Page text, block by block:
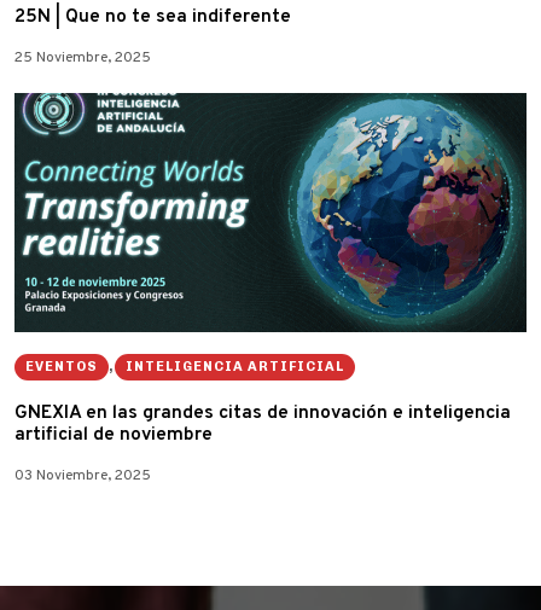
25N | Que no te sea indiferente
25 Noviembre, 2025
EVENTOS , INTELIGENCIA ARTIFICIAL
G·NEXIA en las grandes citas de innovación e inteligencia
artificial de noviembre
03 Noviembre, 2025